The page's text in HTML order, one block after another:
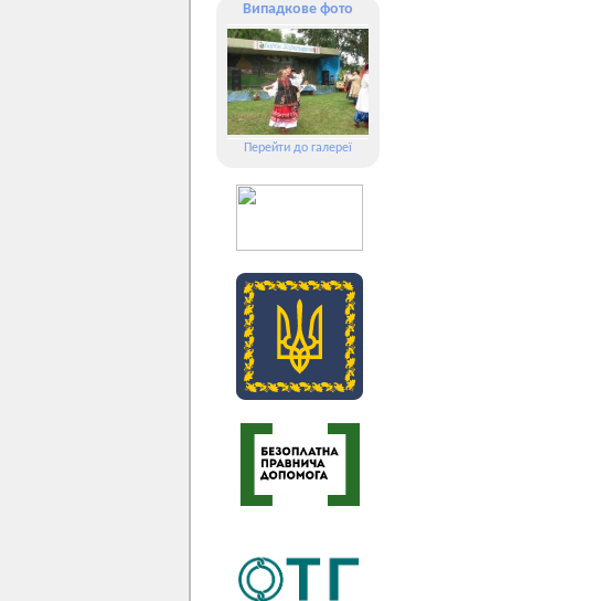
Випадкове фото
Перейти до галереї